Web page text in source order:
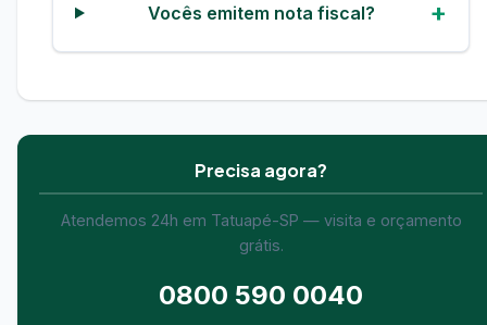
Vocês emitem nota fiscal?
Precisa agora?
Atendemos 24h em Tatuapé-SP — visita e orçamento
grátis.
0800 590 0040